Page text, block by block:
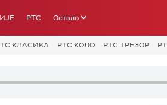
РТС Остало
КЛАСИКА РТС КОЛО РТС ТРЕЗОР